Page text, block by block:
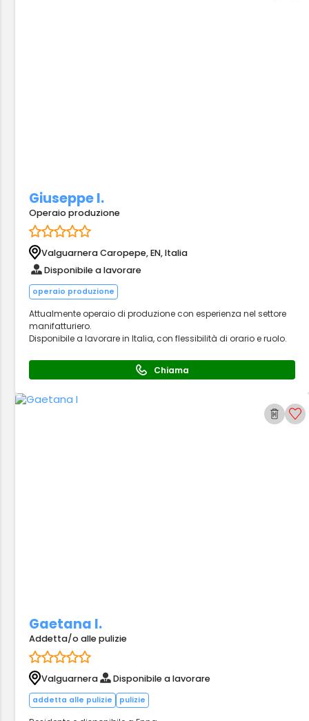
Giuseppe I.
Operaio produzione
Valguarnera Caropepe, EN, Italia
Disponibile a lavorare
operaio produzione
Attualmente operaio di produzione con esperienza nel settore
manifatturiero.
Disponibile a lavorare in Italia, con flessibilità di orario e ruolo.
Chiama
Gaetana I.
Addetta/o alle pulizie
Valguarnera Disponibile a lavorare
addetta alle pulizie pulizie